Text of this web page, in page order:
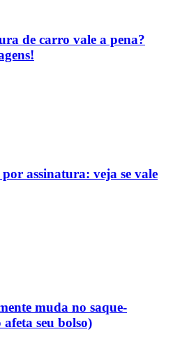
de carro vale a pena?
assinatura: veja se vale
muda no saque-
seu bolso)